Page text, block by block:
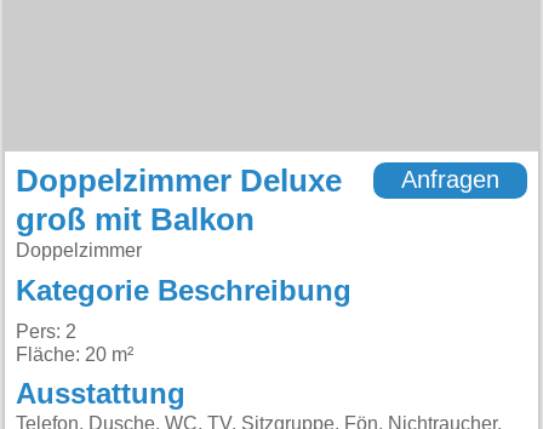
Doppelzimmer Deluxe
groß mit Balkon
Doppelzimmer
Anfragen
Kategorie Beschreibung
Pers: 2
Fläche: 20 m²
Ausstattung
Telefon, Dusche, WC, TV, Sitzgruppe, Fön, Nichtraucher,